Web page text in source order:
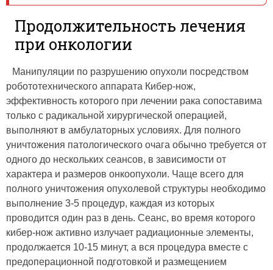
Продолжительность лечения
при онкологии
Манипуляции по разрушению опухоли посредством
робототехнического аппарата Кибер-нож,
эффективность которого при лечении рака сопоставима
только с радикальной хирургической операцией,
выполняют в амбулаторных условиях. Для полного
уничтожения патологического очага обычно требуется от
одного до нескольких сеансов, в зависимости от
характера и размеров онкоопухоли. Чаще всего для
полного уничтожения опухолевой структуры необходимо
выполнение 3-5 процедур, каждая из которых
проводится один раз в день. Сеанс, во время которого
кибер-нож активно излучает радиационные элементы,
продолжается 10-15 минут, а вся процедура вместе с
предоперационной подготовкой и размещением